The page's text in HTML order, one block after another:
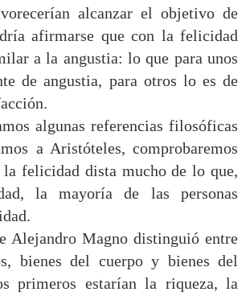
alcanzar el objetivo de
afirmarse que con la felicidad
a la angustia: lo que para unos
de angustia, para otros lo es de
algunas referencias filosóficas
a Aristóteles, comprobaremos
la felicidad dista mucho de lo que,
la mayoría de las personas
Alejandro Magno distinguió entre
bienes del cuerpo y bienes del
primeros estarían la riqueza, la